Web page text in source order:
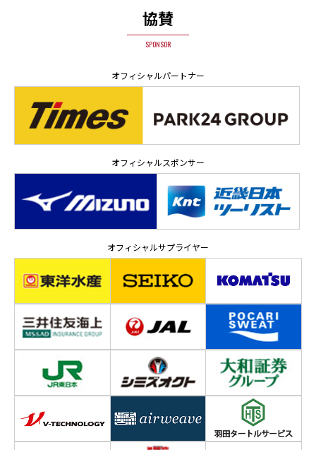
協賛
SPONSOR
オフィシャルパートナー
オフィシャルスポンサー
オフィシャルサプライヤー